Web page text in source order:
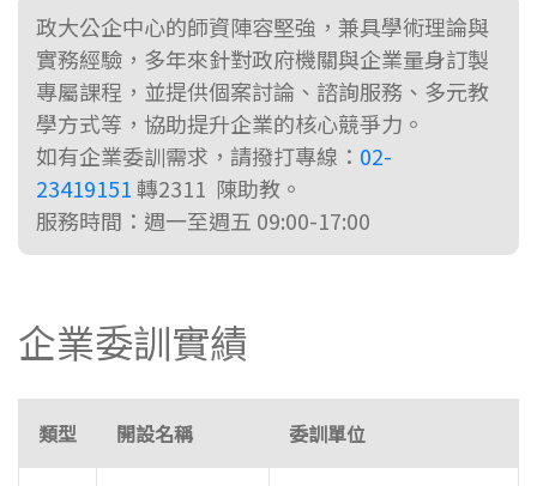
政大公企中心的師資陣容堅強，兼具學術理論與
實務經驗，多年來針對政府機關與企業量身訂製
專屬課程，並提供個案討論、諮詢服務、多元教
學方式等，協助提升企業的核心競爭力。
如有企業委訓需求，請撥打專線： 02-
23419151轉2311 陳助教。
服務時間：週一至週五 09:00-17:00
企業委訓實績
類型 開設名稱 委訓單位